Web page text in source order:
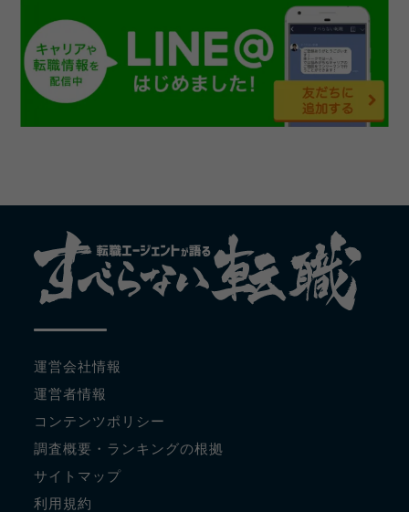
運営会社情報
運営者情報
コンテンツポリシー
調査概要・ランキングの根拠
サイトマップ
利用規約